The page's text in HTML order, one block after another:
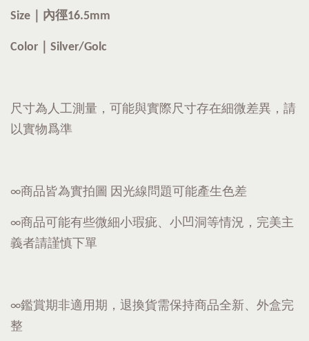
Size｜內徑16.5mm
Color｜Silver/Golc
尺寸為人工測量，可能與實際尺寸存在細微差異，請
以實物爲準
∞商品皆為實拍圖 因光線問題可能產生色差
∞商品可能有些微細小瑕疵、小凹洞等情況，完美主
義者請謹慎下單
∞鑑賞期非適用期，退換貨需保持商品全新、外盒完
整